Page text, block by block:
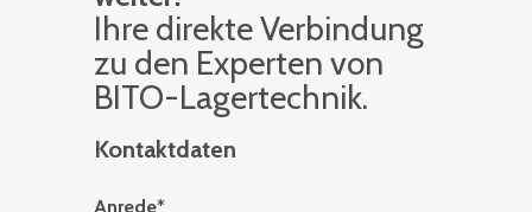
Ihre di­rek­te Ver­bin­dung
zu den Ex­per­ten von
BITO-La­ger­tech­nik.
Kontaktdaten
Anrede*